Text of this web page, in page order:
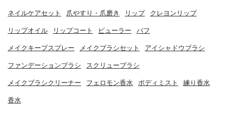
ネイルケアセット 爪やすり・爪磨き リップ クレヨンリップ
リップオイル リップコート ビューラー パフ
メイクキープスプレー メイクブラシセット アイシャドウブラシ
ファンデーションブラシ スクリューブラシ
メイクブラシクリーナー フェロモン香水 ボディミスト 練り香水
香水